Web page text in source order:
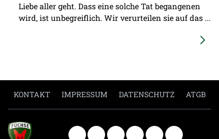
Liebe aller geht. Dass eine solche Tat begangenen
wird, ist unbegreiflich. Wir verurteilen sie auf das ...
KONTAKT IMPRESSUM DATENSCHUTZ ATGB